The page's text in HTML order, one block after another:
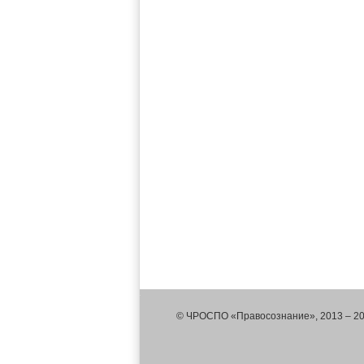
© ЧРОСПО «Правосознание», 2013 –